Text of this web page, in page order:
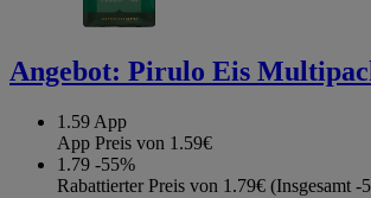
Angebot: Pirulo Eis
1.59 App
App Preis von 1.59€
1.79 -55%
Rabattierter Preis von 1.79€ (Insgesamt -